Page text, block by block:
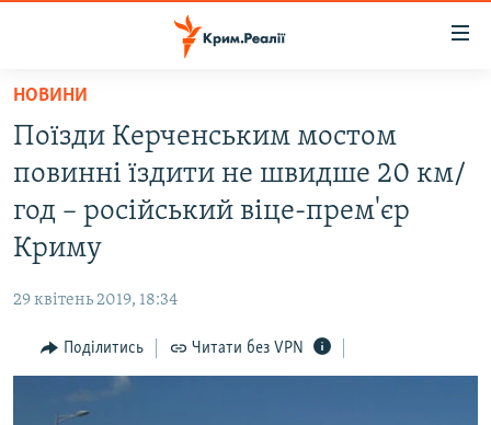
Перейти
основного
матеріалу
до
основної
Перейти
пошуку
ВОДА.КРИМ
ВІДЕО ТА ФОТО
ПОЛІТИКА
ІНТЕРВ'Ю
ВСЕ ЗА ДЕНЬ
НОВИНИ
Поїзди Керченським мостом
повинні їздити не швидше 20 км/
год – російський віце-прем'єр
Криму
29 квітень 2019, 18:34
Поділитись Читати без VPN